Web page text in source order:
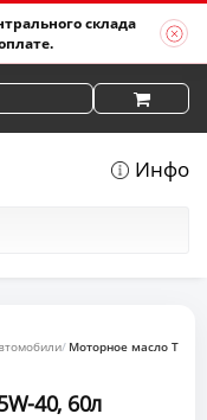
склада
Инфо
Моторное масло TAIF
40, 60л